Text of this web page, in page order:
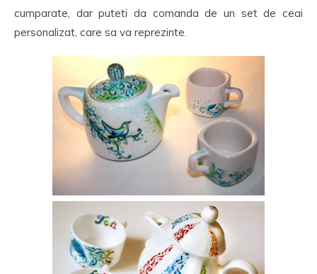
cumparate, dar puteti da comanda de un set de ceai
personalizat, care sa va reprezinte.